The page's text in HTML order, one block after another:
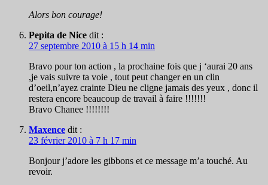
Alors bon courage!
Pepita de Nice dit :
27 septembre 2010 à 15 h 14 min
Bravo pour ton action , la prochaine fois que j ‘aurai 20 ans
,je vais suivre ta voie , tout peut changer en un clin
d’oeil,n’ayez crainte Dieu ne cligne jamais des yeux , donc il
restera encore beaucoup de travail à faire !!!!!!!
Bravo Chanee !!!!!!!!
Maxence dit :
23 février 2010 à 7 h 17 min
Bonjour j’adore les gibbons et ce message m’a touché. Au
revoir.